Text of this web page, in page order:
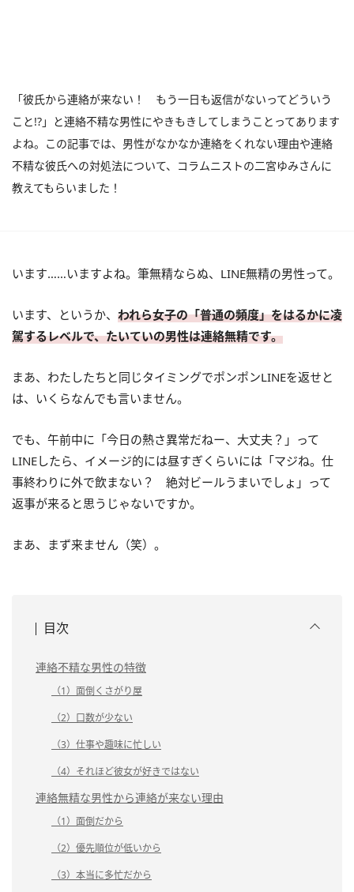
「彼氏から連絡が来ない！ もう一日も返信がないってどういう
こと!?」と連絡不精な男性にやきもきしてしまうことってあります
よね。この記事では、男性がなかなか連絡をくれない理由や連絡
不精な彼氏への対処法について、コラムニストの二宮ゆみさんに
教えてもらいました！
います……いますよね。筆無精ならぬ、LINE無精の男性って。
います、というか、 われら女子の「普通の頻度」をはるかに凌
駕するレベルで、たいていの男性は連絡無精です。
まあ、わたしたちと同じタイミングでポンポンLINEを返せと
は、いくらなんでも言いません。
でも、午前中に「今日の熱さ異常だねー、大丈夫？」って
LINEしたら、イメージ的には昼すぎくらいには「マジね。仕
事終わりに外で飲まない？ 絶対ビールうまいでしょ」って
返事が来ると思うじゃないですか。
まあ、まず来ません（笑）。
目次
連絡不精な男性の特徴
（1）面倒くさがり屋
（2）口数が少ない
（3）仕事や趣味に忙しい
（4）それほど彼女が好きではない
連絡無精な男性から連絡が来ない理由
（1）面倒だから
（2）優先順位が低いから
（3）本当に多忙だから